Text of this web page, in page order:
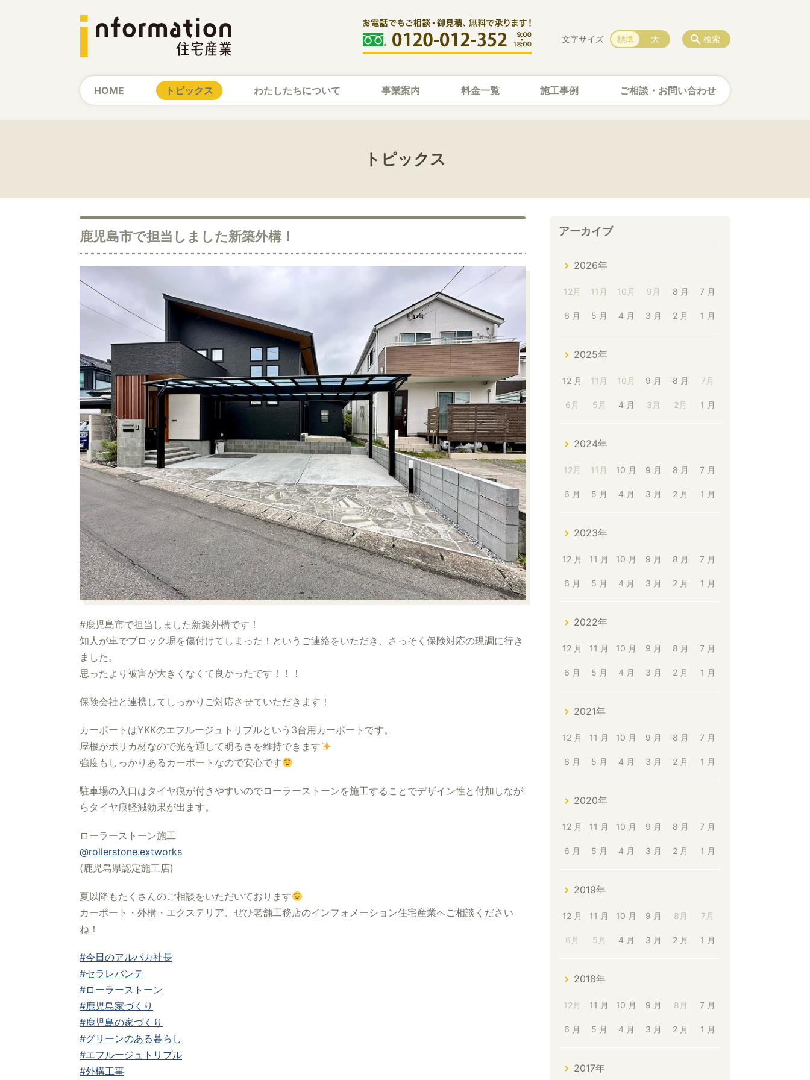
HOME トピックス わたしたちについて 事業案内 料金一覧 施工事例 ご相談・お問い合わせ
検索
文字サイズ 標準 大
トピックス
鹿児島市で担当しました新築外構！
#鹿児島市で担当しました新築外構です！
知人が車でブロック塀を傷付けてしまった！というご連絡をいただき、さっそく保険対応の現調に行き
ました。
思ったより被害が大きくなくて良かったです！！！
保険会社と連携してしっかりご対応させていただきます！
カーポートはYKKのエフルージュトリプルという3台用カーポートです。
屋根がポリカ材なので光を通して明るさを維持できます
強度もしっかりあるカーポートなので安心です
駐車場の入口はタイヤ痕が付きやすいのでローラーストーンを施工することでデザイン性と付加しなが
らタイヤ痕軽減効果が出ます。
ローラーストーン施工
@rollerstone.extworks
(鹿児島県認定施工店)
夏以降もたくさんのご相談をいただいております
カーポート・外構・エクステリア、ぜひ老舗工務店のインフォメーション住宅産業へご相談ください
ね！
#今日のアルパカ社長
#セラレバンテ
#ローラーストーン
#鹿児島家づくり
#鹿児島の家づくり
#グリーンのある暮らし
#エフルージュトリプル
#外構工事
アーカイブ
2026年
12月 11月 10月 9月 8 月 7 月
6 月 5 月 4 月 3 月 2 月 1 月
2025年
12 月 11月 10月 9 月 8 月 7月
6月 5月 4 月 3月 2月 1 月
2024年
12月 11月 10 月 9 月 8 月 7 月
6 月 5 月 4 月 3 月 2 月 1 月
2023年
12 月 11 月 10 月 9 月 8 月 7 月
6 月 5 月 4 月 3 月 2 月 1 月
2022年
12 月 11 月 10 月 9 月 8 月 7 月
6 月 5 月 4 月 3 月 2 月 1 月
2021年
12 月 11 月 10 月 9 月 8 月 7 月
6 月 5 月 4 月 3 月 2 月 1 月
2020年
12 月 11 月 10 月 9 月 8 月 7 月
6 月 5 月 4 月 3 月 2 月 1 月
2019年
12 月 11 月 10 月 9 月 8月 7月
6月 5月 4 月 3 月 2 月 1 月
2018年
12月 11 月 10 月 9 月 8月 7 月
6 月 5 月 4 月 3 月 2 月 1 月
2017年